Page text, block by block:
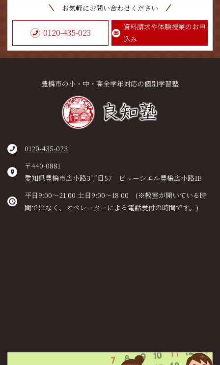
お気軽にお問い合わせください
0120-435-023
資料請求や体験授業のお申
込み
豊橋市の小・中・高全学年対応の個別学習塾
0120-435-023
〒440-0881
愛知県豊橋市広小路3丁目57 ビューシエル豊橋広小路1B
平日9:00～21:00 土日9:00～18:00 (※教室が開いている時
間ではなく、オペレーターによる電話受付の時間です。)